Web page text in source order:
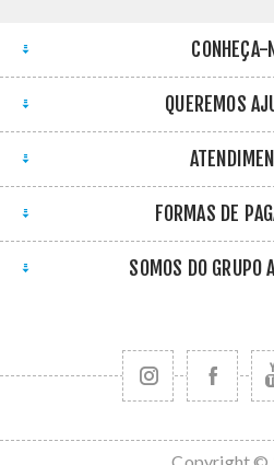
CONHEÇA-
QUEREMOS
FORMAS DE
SOMOS DO GRUPO